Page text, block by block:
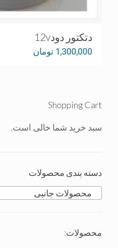
دتکتور دود12v
1,300,000 تومان
Shopping Cart
سبد خرید شما خالی است.
دسته بندی محصولات
محصولات جانبی
محصولات: